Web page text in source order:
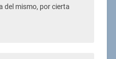
del mismo, por cierta